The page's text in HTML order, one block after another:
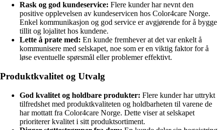
Rask og god kundeservice: Flere kunder har nevnt den
positive opplevelsen av kundeservicen hos Color4care Norge.
Enkel kommunikasjon og god service er avgjørende for å bygge
tillit og lojalitet hos kundene.
Lette å prate med: En kunde fremhever at det var enkelt å
kommunisere med selskapet, noe som er en viktig faktor for å
løse eventuelle spørsmål eller problemer effektivt.
Produktkvalitet og Utvalg
God kvalitet og holdbare produkter: Flere kunder har uttrykt
tilfredshet med produktkvaliteten og holdbarheten til varene de
har mottatt fra Color4care Norge. Dette viser at selskapet
prioriterer kvalitet i sitt produktsortiment.